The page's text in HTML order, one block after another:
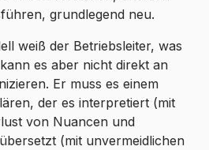
grundlegend neu.
weiß der Betriebsleiter, was
es aber nicht direkt an
Er muss es einem
der es interpretiert (mit
von Nuancen und
(mit unvermeidlichen